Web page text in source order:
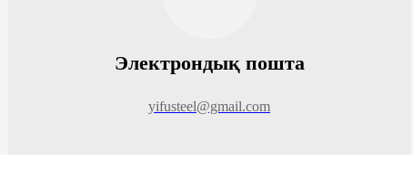
Электрондық пошта
yifusteel@gmail.com